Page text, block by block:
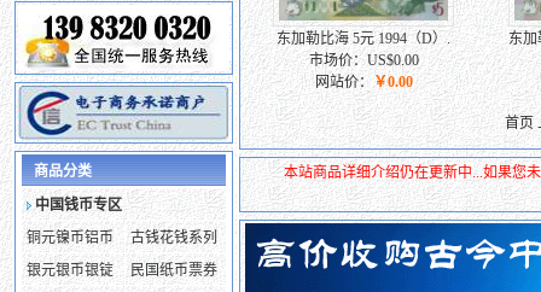
商品分类
中国钱币专区
铜元镍币铝币
古钱花钱系列
银元银币银锭
民国纸币票券
东加勒比海 5元 1994（D）.
市场价：US$0.00
网站价：￥0.00
东加
首页
本站商品详细介绍仍在更新中...如果您